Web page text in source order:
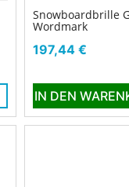
Snowboardbrille
Wordmark
Preis
197,44 €
IN DEN